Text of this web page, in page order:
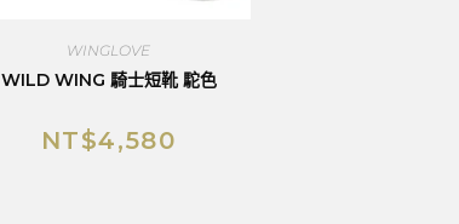
WINGLOVE
WILD WING 騎士短靴 駝色
NT$4,580